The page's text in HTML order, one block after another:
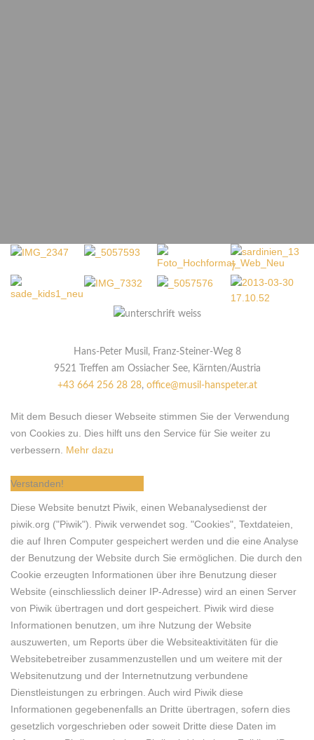
Hans-Peter Musil, Franz-Steiner-Weg 8
9521 Treffen am Ossiacher See, Kärnten/Austria
+43 664 256 28 28, office@musil-hanspeter.at
Mit dem Besuch dieser Webseite stimmen Sie der Verwendung
von Cookies zu. Dies hilft uns den Service für Sie weiter zu
verbessern. Mehr dazu
Verstanden!
Diese Website benutzt Piwik, einen Webanalysedienst der
piwik.org ("Piwik"). Piwik verwendet sog. "Cookies", Textdateien,
die auf Ihren Computer gespeichert werden und die eine Analyse
der Benutzung der Website durch Sie ermöglichen. Die durch den
Cookie erzeugten Informationen über ihre Benutzung dieser
Website (einschliesslich deiner IP-Adresse) wird an einen Server
von Piwik übertragen und dort gespeichert. Piwik wird diese
Informationen benutzen, um ihre Nutzung der Website
auszuwerten, um Reports über die Websiteaktivitäten für die
Websitebetreiber zusammenzustellen und um weitere mit der
Websitenutzung und der Internetnutzung verbundene
Dienstleistungen zu erbringen. Auch wird Piwik diese
Informationen gegebenenfalls an Dritte übertragen, sofern dies
gesetzlich vorgeschrieben oder soweit Dritte diese Daten im